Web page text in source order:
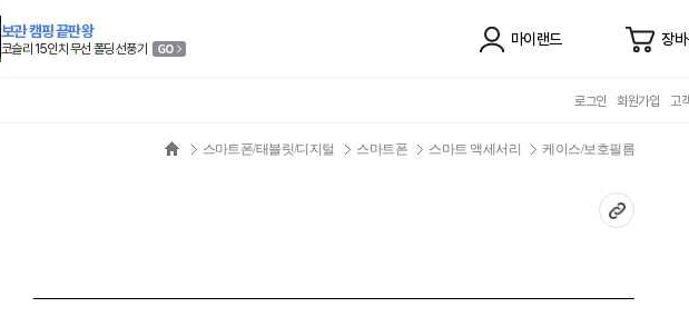
보관 캠핑 끝판왕
코슬리 15인치 무선 폴딩 선풍기
마이랜드 장
로그인 회원가입 고
스마트폰/태블릿/디지털 스마트폰 스마트 액세서리 케이스/보호필름